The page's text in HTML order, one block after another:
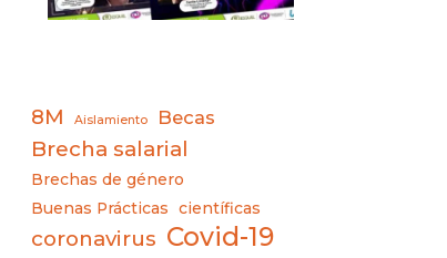
8M Aislamiento Becas
Brecha salarial
Brechas de género
Buenas Prácticas
científicas
coronavirus Covid-19